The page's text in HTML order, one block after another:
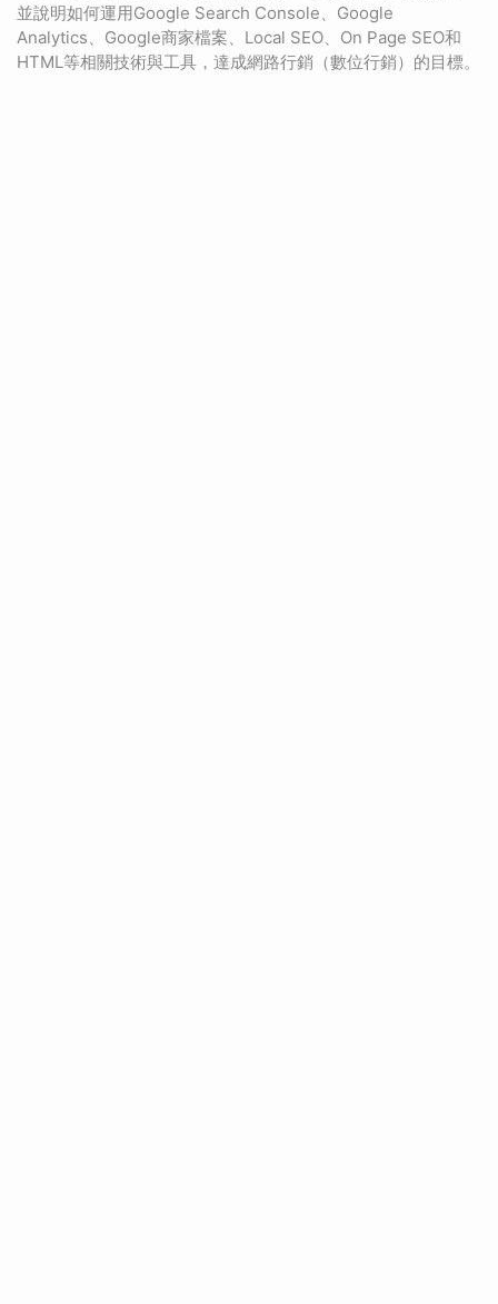
並說明如何運用Google Search Console、Google
Analytics、Google商家檔案、Local SEO、On Page SEO和
HTML等相關技術與工具，達成網路行銷（數位行銷）的目標。